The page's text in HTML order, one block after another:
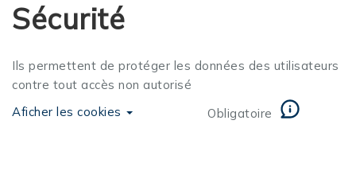
Sécurité
Ils permettent de protéger les données des utilisateurs
contre tout accès non autorisé
Aficher les cookies
Obligatoire